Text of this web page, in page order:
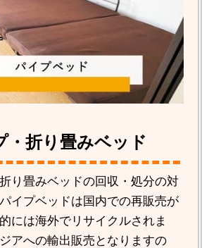
・折り畳みベッド
り畳みベッドの回収・処分の対
イプベッドは国内での再販売が
には海外でリサイクルされま
アへの輸出販売となりますの